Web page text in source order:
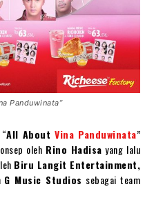
Panduwinata”
All About Vina Panduwinata”
oleh Rino Hadisa yang lalu
Biru Langit Entertainment,
G Music Studios sebagai team